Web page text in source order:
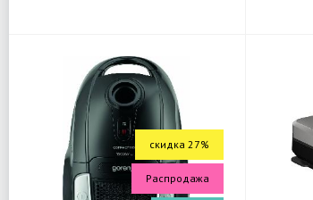
скидка 27%
Распродажа